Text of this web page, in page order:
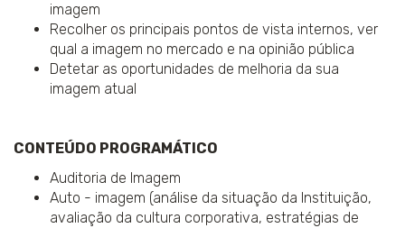
imagem
Recolher os principais pontos de vista internos, ver
qual a imagem no mercado e na opinião pública
Detetar as oportunidades de melhoria da sua
imagem atual
CONTEÚDO PROGRAMÁTICO
Auditoria de Imagem
Auto - imagem (análise da situação da Instituição,
avaliação da cultura corporativa, estratégias de